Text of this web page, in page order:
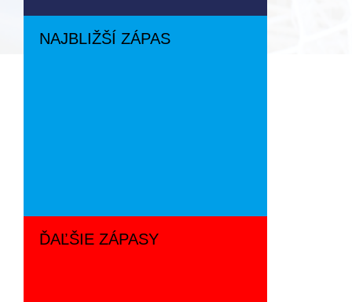
NAJBLIŽŠÍ ZÁPAS
ĎAĽŠIE ZÁPASY